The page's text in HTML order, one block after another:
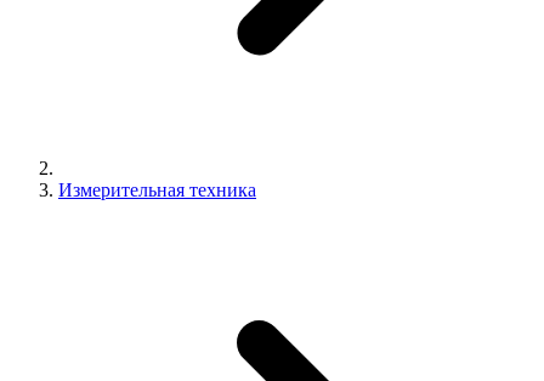
Измерительная техника